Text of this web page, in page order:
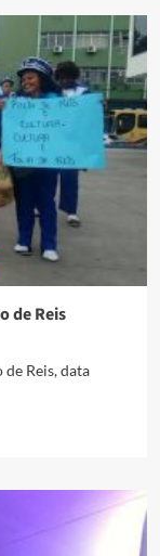
de Reis
Reis, data